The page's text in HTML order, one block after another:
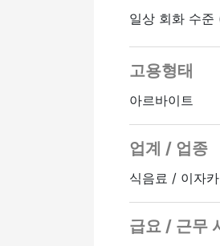
☆ 하루 3시간~
☆ 주 1일부터
아이를 키우는
물론 공란이 있
단시간 근무도
일상 회화 수준
고용형태
아르바이트
업계 / 업종
식음료 / 이자
급요 / 근무